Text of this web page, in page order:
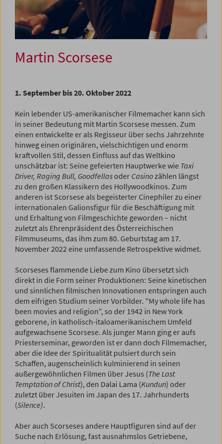
Martin Scorsese
1. September bis 20. Oktober 2022
Kein lebender US-amerikanischer Filmemacher kann sich
in seiner Bedeutung mit Martin Scorsese messen. Zum
einen entwickelte er als Regisseur über sechs Jahrzehnte
hinweg einen originären, vielschichtigen und enorm
kraftvollen Stil, dessen Einfluss auf das Weltkino
unschätzbar ist: Seine gefeierten Hauptwerke wie Taxi
Driver, Raging Bull, Goodfellasoder Casinozählen längst
zu den großen Klassikern des Hollywoodkinos. Zum
anderen ist Scorsese als begeisterter Cinephiler zu einer
internationalen Galionsfigur für die Beschäftigung mit
und Erhaltung von Filmgeschichte geworden – nicht
zuletzt als Ehrenpräsident des Österreichischen
Filmmuseums, das ihm zum 80. Geburtstag am 17.
November 2022 eine umfassende Retrospektive widmet.
Scorseses flammende Liebe zum Kino übersetzt sich
direkt in die Form seiner Produktionen: Seine kinetischen
und sinnlichen filmischen Innovationen entspringen auch
dem eifrigen Studium seiner Vorbilder. "My whole life has
been movies and religion", so der 1942 in New York
geborene, in katholisch-italoamerikanischem Umfeld
aufgewachsene Scorsese. Als junger Mann ging er aufs
Priesterseminar, geworden ist er dann doch Filmemacher,
aber die Idee der Spiritualität pulsiert durch sein
Schaffen, augenscheinlich kulminierend in seinen
außergewöhnlichen Filmen über Jesus (The Last
Temptation of Christ), den Dalai Lama (Kundun) oder
zuletzt über Jesuiten im Japan des 17. Jahrhunderts
(Silence).
Aber auch Scorseses andere Hauptfiguren sind auf der
Suche nach Erlösung, fast ausnahmslos Getriebene,